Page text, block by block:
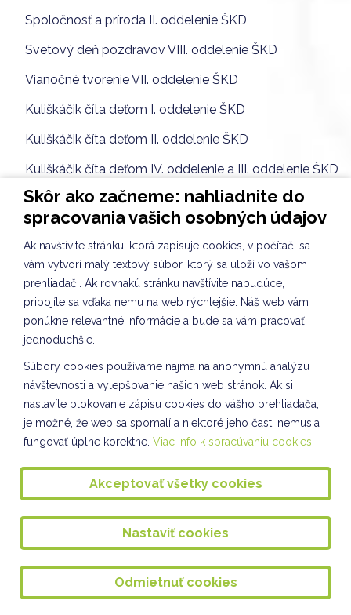
Spoločnosť a príroda II. oddelenie ŠKD
Svetový deň pozdravov VIII. oddelenie ŠKD
Vianočné tvorenie VII. oddelenie ŠKD
Kuliškáčik číta deťom I. oddelenie ŠKD
Kuliškáčik číta deťom II. oddelenie ŠKD
Kuliškáčik číta deťom IV. oddelenie a III. oddelenie ŠKD
Knižničné pexeso - V. a VII. oddelenie ŠKD
Kuliškáčik číta deťom VIII. oddelenie ŠKD
Vianočné pozdravy VIII. oddelenie ŠKD
Vianočné ozdoby VIII. oddelenie ŠKD
Spoločnosť a príroda IV. oddelenie ŠKD
Spoločnosť a príroda VII. oddelenie ŠKD
SLÁVNOSŤ SVETIELOK
Ponožkový október
Vesmír očami detí IV. A
Vianočné pozdravy VII. oddelenie ŠKD
Výroba lampiónov VIII. oddelenie ŠKD
Ozdoby na školský vianočný stromček
Pozdravy do Domu Seniorov
Skôr ako začneme: nahliadnite do
spracovania vašich osobných údajov
Ak navštívite stránku, ktorá zapisuje cookies, v počítači sa
vám vytvorí malý textový súbor, ktorý sa uloží vo vašom
prehliadači. Ak rovnakú stránku navštívite nabudúce,
pripojíte sa vďaka nemu na web rýchlejšie. Náš web vám
ponúkne relevantné informácie a bude sa vám pracovať
jednoduchšie.
Súbory cookies používame najmä na anonymnú analýzu
návštevnosti a vylepšovanie našich web stránok. Ak si
nastavíte blokovanie zápisu cookies do vášho prehliadača,
je možné, že web sa spomalí a niektoré jeho časti nemusia
fungovať úplne korektne. Viac info k spracúvaniu cookies.
Akceptovať všetky cookies
Nastaviť cookies
Odmietnuť cookies